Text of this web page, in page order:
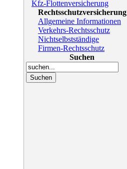
Kfz-Flottenversicherung
Rechtsschutzversicherung
Allgemeine Informationen
Verkehrs-Rechtsschutz
Nichtselbstständige
Firmen-Rechtsschutz
Suchen